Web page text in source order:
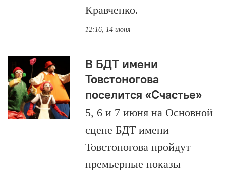
Кравченко.
12:16, 14 июня
В БДТ имени
Товстоногова
поселится «Счастье»
5, 6 и 7 июня на Основной
сцене БДТ имени
Товстоногова пройдут
премьерные показы